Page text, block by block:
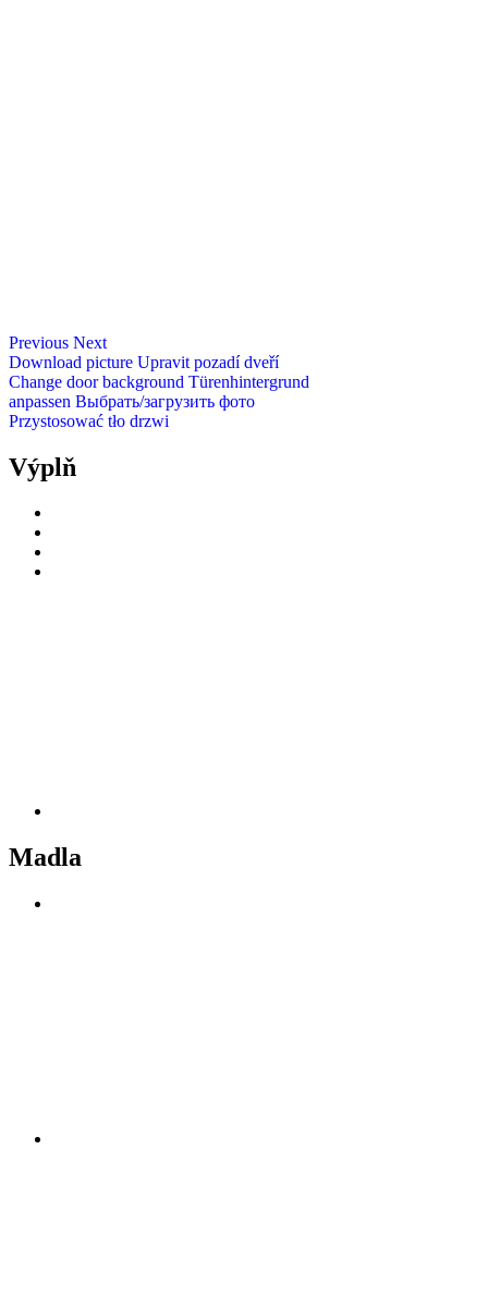
Previous Next
Download picture Upravit pozadí dveří
Change door background Türenhintergrund
anpassen Выбрать/загрузить фото
Przystosować tło drzwi
Výplň
Madla